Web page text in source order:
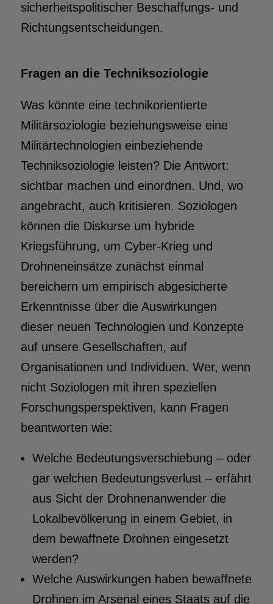
sicherheitspolitischer Beschaffungs- und
Richtungsentscheidungen.
Fragen an die Techniksoziologie
Was könnte eine technikorientierte
Militärsoziologie beziehungsweise eine
Militärtechnologien einbeziehende
Techniksoziologie leisten? Die Antwort:
sichtbar machen und einordnen. Und, wo
angebracht, auch kritisieren. Soziologen
können die Diskurse um hybride
Kriegsführung, um Cyber-Krieg und
Drohneneinsätze zunächst einmal
bereichern um empirisch abgesicherte
Erkenntnisse über die Auswirkungen
dieser neuen Technologien und Konzepte
auf unsere Gesellschaften, auf
Organisationen und Individuen. Wer, wenn
nicht Soziologen mit ihren speziellen
Forschungsperspektiven, kann Fragen
beantworten wie:
Welche Bedeutungsverschiebung – oder
gar welchen Bedeutungsverlust – erfährt
aus Sicht der Drohnenanwender die
Lokalbevölkerung in einem Gebiet, in
dem bewaffnete Drohnen eingesetzt
werden?
Welche Auswirkungen haben bewaffnete
Drohnen im Arsenal eines Staats auf die